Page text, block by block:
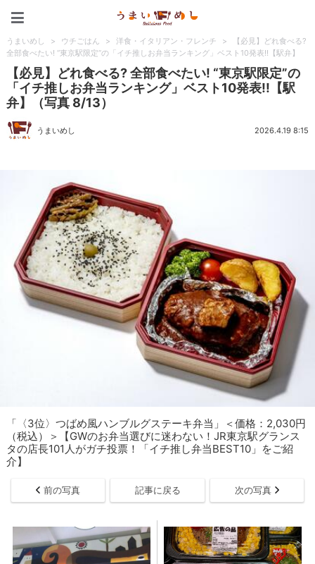
うまいめし > ウチごはん > 洋食・イタリアン・フレンチ >
【必見】どれ食べる?
全部食べたい! “東京駅限定”の「イチ推しお弁当ランキング」ベスト10発表!!【駅弁】
【必見】どれ食べる? 全部食べたい! “東京駅限定”の
「イチ推しお弁当ランキング」ベスト10発表!!【駅
弁】（写真 8/13）
うまいめし 2026.4.19 8:15
「〈3位〉つばめ風ハンブルグステーキ弁当」＜価格：2,030円
（税込）＞【GWのお弁当選びに迷わない！JR東京駅グランス
タの店長101人がガチ投票！「イチ推し弁当BEST10」をご紹
介】
前の写真 記事に戻る 次の写真